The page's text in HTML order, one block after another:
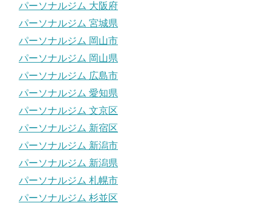
パーソナルジム 大阪府
パーソナルジム 宮城県
パーソナルジム 岡山市
パーソナルジム 岡山県
パーソナルジム 広島市
パーソナルジム 愛知県
パーソナルジム 文京区
パーソナルジム 新宿区
パーソナルジム 新潟市
パーソナルジム 新潟県
パーソナルジム 札幌市
パーソナルジム 杉並区